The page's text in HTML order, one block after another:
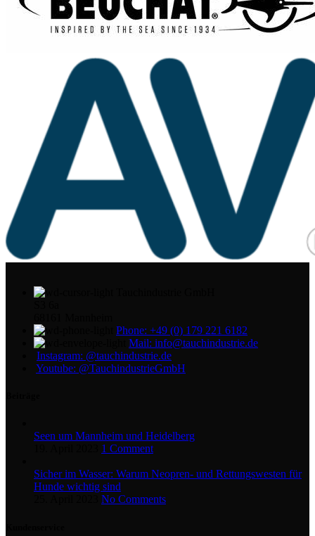
Phone: +49 (0) 179 221 6182
Mail: info@tauchindustrie.de
Instagram: @tauchindustrie.de
Youtube: @TauchindustrieGmbH
Seen um Mannheim und Heidelberg
1 Comment
Sicher im Wasser: Warum Neopren- und Rettungswesten für
Hunde wichtig sind
No Comments